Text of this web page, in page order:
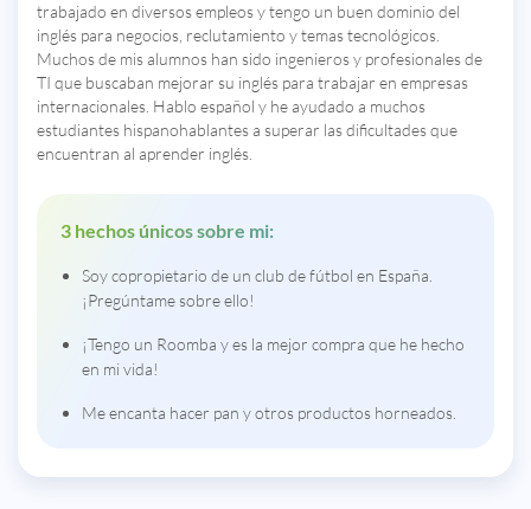
trabajado en diversos empleos y tengo un buen dominio del
inglés para negocios, reclutamiento y temas tecnológicos.
Muchos de mis alumnos han sido ingenieros y profesionales de
TI que buscaban mejorar su inglés para trabajar en empresas
internacionales. Hablo español y he ayudado a muchos
estudiantes hispanohablantes a superar las dificultades que
encuentran al aprender inglés.
3 hechos únicos sobre mi:
Soy copropietario de un club de fútbol en España.
¡Pregúntame sobre ello!
¡Tengo un Roomba y es la mejor compra que he hecho
en mi vida!
Me encanta hacer pan y otros productos horneados.